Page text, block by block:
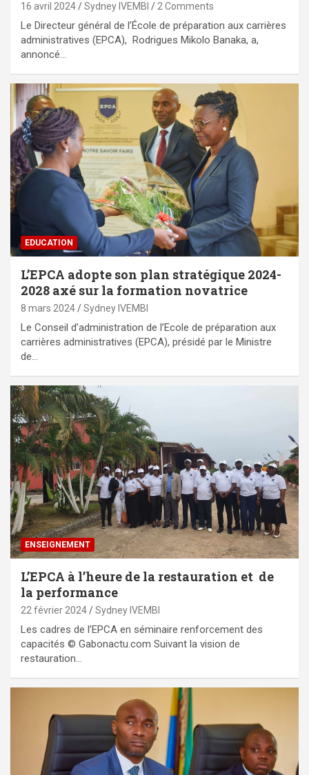
16 avril 2024 Sydney IVEMBI 2 Comments
Le Directeur général de l’École de préparation aux carrières
administratives (EPCA), Rodrigues Mikolo Banaka, a,
annoncé…
EDUCATION
L’EPCA adopte son plan stratégique 2024-
2028 axé sur la formation novatrice
8 mars 2024 Sydney IVEMBI
Le Conseil d’administration de l’Ecole de préparation aux
carrières administratives (EPCA), présidé par le Ministre
de…
ENSEIGNEMENT
L’EPCA à l’heure de la restauration et de
la performance
22 février 2024 Sydney IVEMBI
Les cadres de l’EPCA en séminaire renforcement des
capacités © Gabonactu.com Suivant la vision de
restauration…